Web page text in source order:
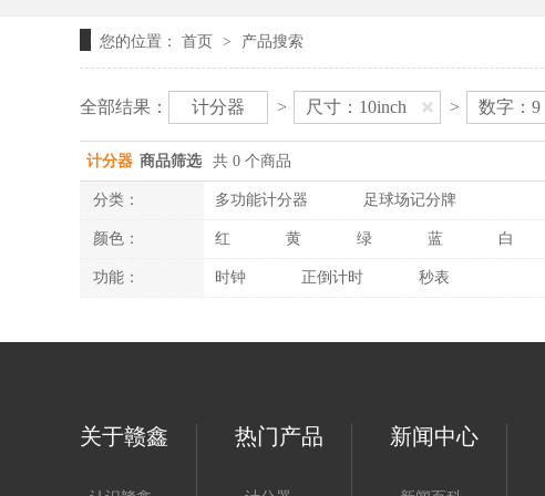
您的位置： 首页 > 产品搜索
全部结果： 计分器 > 尺寸：10inch > 数字：9
计分器 商品筛选 共 0 个商品
分类： 多功能计分器 足球场记分牌
颜色： 红 黄 绿 蓝 白
功能： 时钟 正倒计时 秒表
关于赣鑫 热门产品 新闻中心